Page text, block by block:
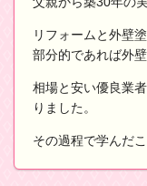
リフォームと外壁
部分的であれば外
相場と安い優良業
りました。
その過程で学んだ